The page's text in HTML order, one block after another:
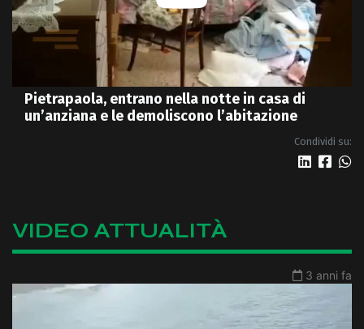
Pietrapaola, entrano nella notte in casa di
un’anziana e le demoliscono l’abitazione
Condividi su:
VIDEO ATTUALITÀ
3 anni fa